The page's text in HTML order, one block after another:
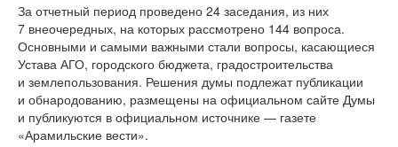
За отчетный период проведено 24 заседания, из них
7 внеочередных, на которых рассмотрено 144 вопроса.
Основными и самыми важными стали вопросы, касающиеся
Устава АГО, городского бюджета, градостроительства
и землепользования. Решения думы подлежат публикации
и обнародованию, размещены на официальном сайте Думы
и публикуются в официальном источнике — газете
«Арамильские вести».